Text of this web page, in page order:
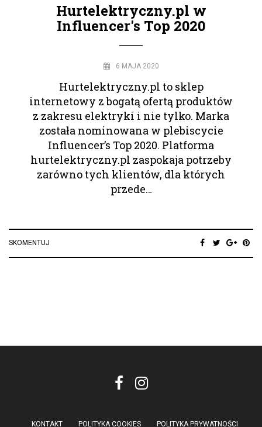
Hurtelektryczny.pl w
Influencer's Top 2020
6 MAJA 2020
Hurtelektryczny.pl to sklep
internetowy z bogatą ofertą produktów
z zakresu elektryki i nie tylko. Marka
została nominowana w plebiscycie
Influencer’s Top 2020. Platforma
hurtelektryczny.pl zaspokaja potrzeby
zarówno tych klientów, dla których
przede…
SKOMENTUJ
KONTAKT POLITYKA COOKIES POLITYKA PRYWATNOŚCI